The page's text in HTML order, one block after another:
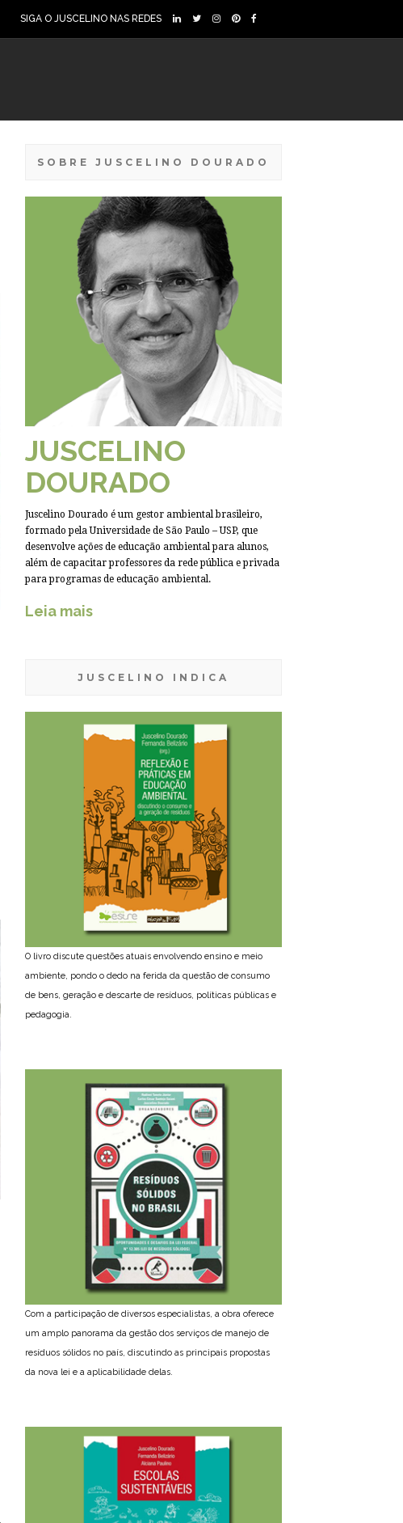
SIGA O JUSCELINO NAS REDES
SOBRE JUSCELINO DOURADO
JUSCELINO
DOURADO
Juscelino Dourado é um gestor ambiental brasileiro,
formado pela Universidade de São Paulo – USP, que
desenvolve ações de educação ambiental para alunos,
além de capacitar professores da rede pública e privada
para programas de educação ambiental.
Leia mais
JUSCELINO INDICA
O livro discute questões atuais envolvendo ensino e meio
ambiente, pondo o dedo na ferida da questão de consumo
de bens, geração e descarte de resíduos, políticas públicas e
pedagogia.
Com a participação de diversos especialistas, a obra oferece
um amplo panorama da gestão dos serviços de manejo de
resíduos sólidos no país, discutindo as principais propostas
da nova lei e a aplicabilidade delas.